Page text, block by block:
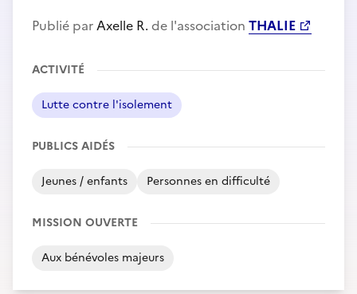
Publié parAxelle R. de l'association THALIE
ACTIVITÉ
Lutte contre l'isolement
PUBLICS AIDÉS
Jeunes / enfants Personnes en difficulté
MISSION OUVERTE
Aux bénévoles majeurs